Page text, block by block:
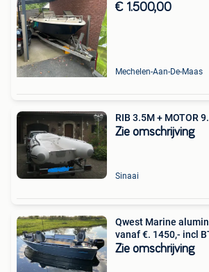
€ 1.500,00
Mechelen-Aan-De-Maas
RIB 3.5M + MOTOR
Zie omschrijving
Sinaai
Qwest Marine
vanaf €. 1450,- incl
Zie omschrijving